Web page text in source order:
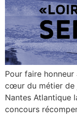
Pour faire
cœur du métier de
Nantes Atlantique
concours